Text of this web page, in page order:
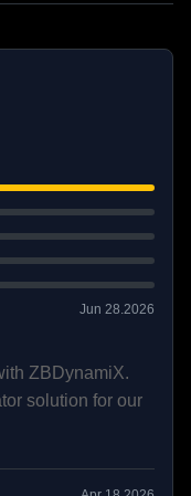
Jun 28.2026
ZBDynamiX.
solution for our